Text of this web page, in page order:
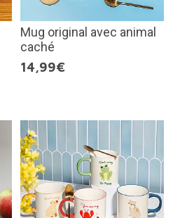
Mug original avec animal
caché
14,99€